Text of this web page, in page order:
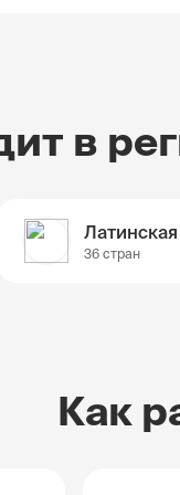
в
36 стран
Как